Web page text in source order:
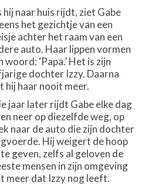
hij naar huis rijdt, ziet Gabe
het gezichtje van een
achter het raam van een
auto. Haar lippen vormen
woord: ‘Papa.’ Het is zijn
dochter Izzy. Daarna
hij haar nooit meer.
jaar later rijdt Gabe elke dag
neer op diezelfde weg, op
naar de auto die zijn dochter
Hij weigert de hoop
geven, zelfs al geloven de
mensen in zijn omgeving
meer dat Izzy nog leeft.